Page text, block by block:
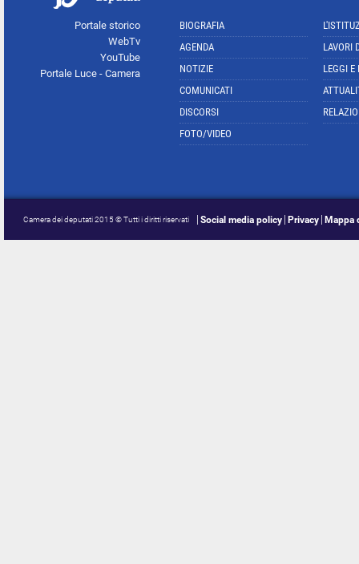
Portale storico
WebTv
YouTube
Portale Luce - Camera
BIOGRAFIA
AGENDA
NOTIZIE
COMUNICATI
DISCORSI
FOTO/VIDEO
LAVORI
LEGGI E
Camera dei deputati 2015 © Tutti i diritti riservati Social media policy Privacy Mappa